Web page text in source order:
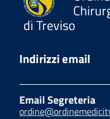
di Treviso
Indirizzi email
Email Segreteria